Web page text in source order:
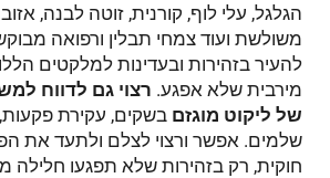
הגלגל, עלי לוף, קורנית, זוטה לבנה,
משולשת ועוד צמחי תבלין ורפואה
להעיר בזהירות ובעדינות למלקטים
מירבית שלא אפגע. רצוי גם לדווח
של ליקוט מוגזם בשקים, עקירת
שלמים. אפשר ורצוי לצלם ולתעד את
חוקית, רק בזהירות שלא תפגעו חלילה